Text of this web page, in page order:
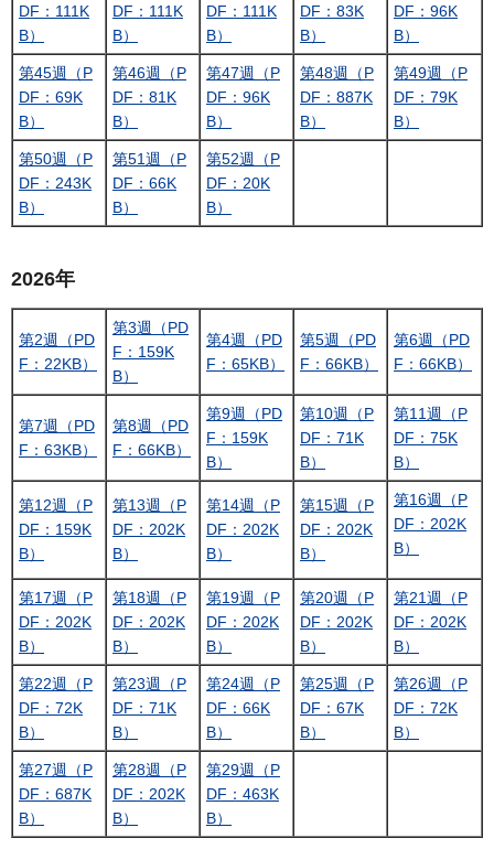
DF：111K
B）
DF：111K
B）
DF：111K
B）
DF：83K
B）
DF：96K
B）
第45週（P
DF：69K
B）
第46週（P
DF：81K
B）
第47週（P
DF：96K
B）
第48週（P
DF：887K
B）
第49週（P
DF：79K
B）
第50週（P
DF：243K
B）
第51週（P
DF：66K
B）
第52週（P
DF：20K
B）
2026年
第2週（PD
F：22KB）
第3週（PD
F：159K
B）
第4週（PD
F：65KB）
第5週（PD
F：66KB）
第6週（PD
F：66KB）
第7週（PD
F：63KB）
第8週（PD
F：66KB）
第9週（PD
F：159K
B）
第10週（P
DF：71K
B）
第11週（P
DF：75K
B）
第12週（P
DF：159K
B）
第13週（P
DF：202K
B）
第14週（P
DF：202K
B）
第15週（P
DF：202K
B）
第16週（P
DF：202K
B）
第17週（P
DF：202K
B）
第18週（P
DF：202K
B）
第19週（P
DF：202K
B）
第20週（P
DF：202K
B）
第21週（P
DF：202K
B）
第22週（P
DF：72K
B）
第23週（P
DF：71K
B）
第24週（P
DF：66K
B）
第25週（P
DF：67K
B）
第26週（P
DF：72K
B）
第27週（P
DF：687K
B）
第28週（P
DF：202K
B）
第29週（P
DF：463K
B）